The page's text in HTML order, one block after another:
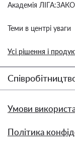
Академія
Теми в центрі уваги
Усі рішення і
Умови
Політика